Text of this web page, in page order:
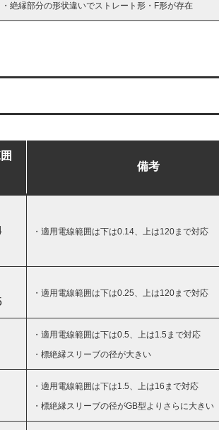
・絶縁部分の形状違いでストレート形・F形が存在
備考
・適用電線範囲は下は0.14、上は120まで対応
・適用電線範囲は下は0.25、上は120まで対応
・適用電線範囲は下は0.5、上は1.5まで対応
・標絶縁スリーブの径が大きい
・適用電線範囲は下は1.5、上は16まで対応
・標絶縁スリーブの径がGB型よりさらに大きい